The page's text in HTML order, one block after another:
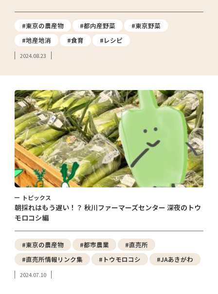
#東京の農産物 #都内産野菜
#東京野菜
#地産地消
#食育 #レシピ
2024.08.23
トピックス
朝採れはもう遅い！？ 秋川ファーマーズセンター 深夜のトウ
モロコシ編
#東京の農産物 #都市農業
#直売所
#直売所情報リンク集
#トウモロコシ #JAあきがわ
2024.07.10